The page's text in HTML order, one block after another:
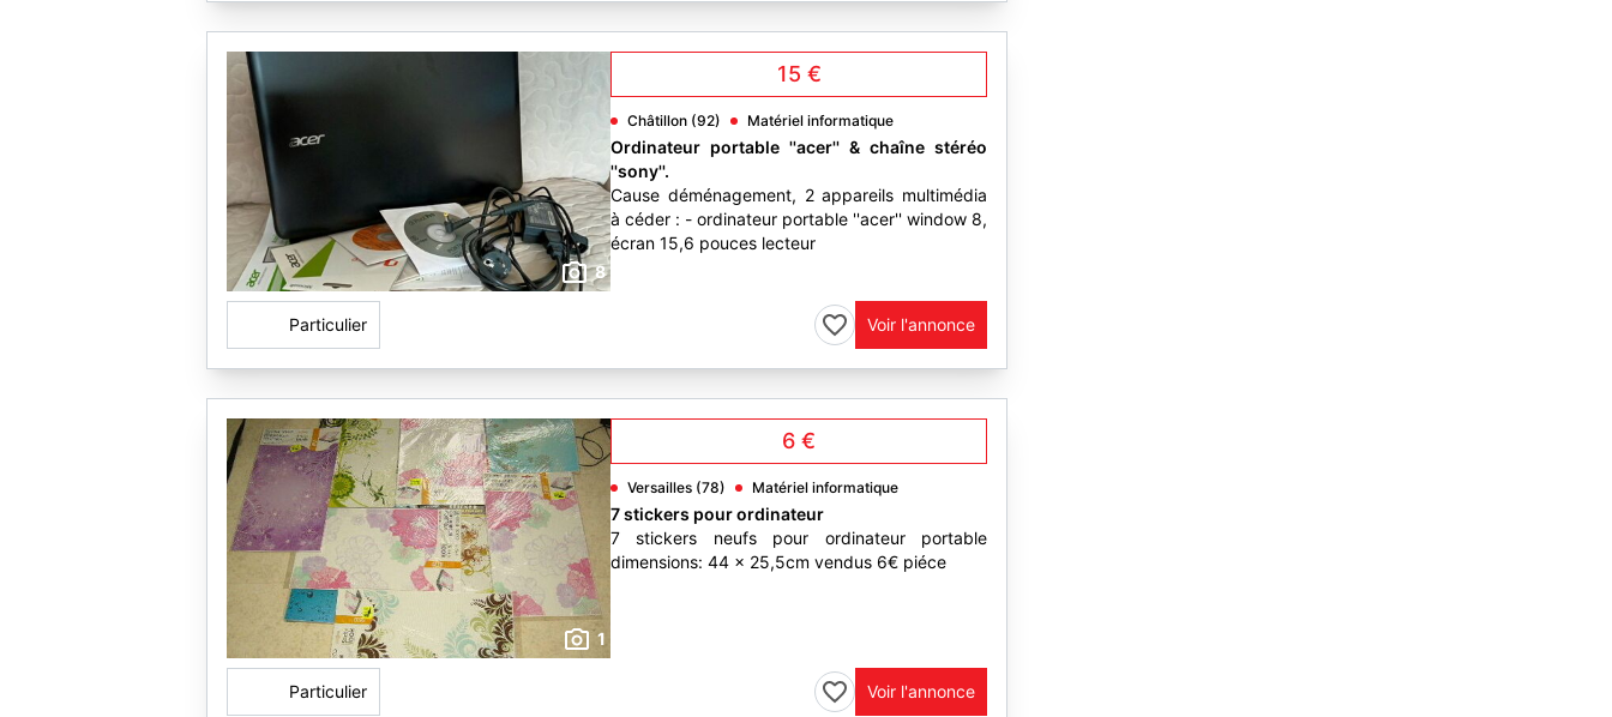
8
15 €
Châtillon (92) Matériel informatique
Ordinateur portable ''acer'' & chaîne stéréo
''sony''.
Cause déménagement, 2 appareils multimédia
à céder : - ordinateur portable ''acer'' window 8,
écran 15,6 pouces lecteur
Particulier Voir l'annonce
1
6 €
Versailles (78) Matériel informatique
7 stickers pour ordinateur
7 stickers neufs pour ordinateur portable
dimensions: 44 x 25,5cm vendus 6€ piéce
Particulier Voir l'annonce